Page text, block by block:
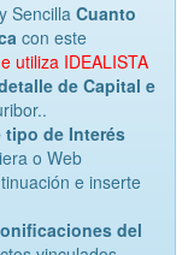
Sencilla Cuanto
con este
utiliza IDEALISTA
de Capital e
de Interés
o Web
e inserte
del